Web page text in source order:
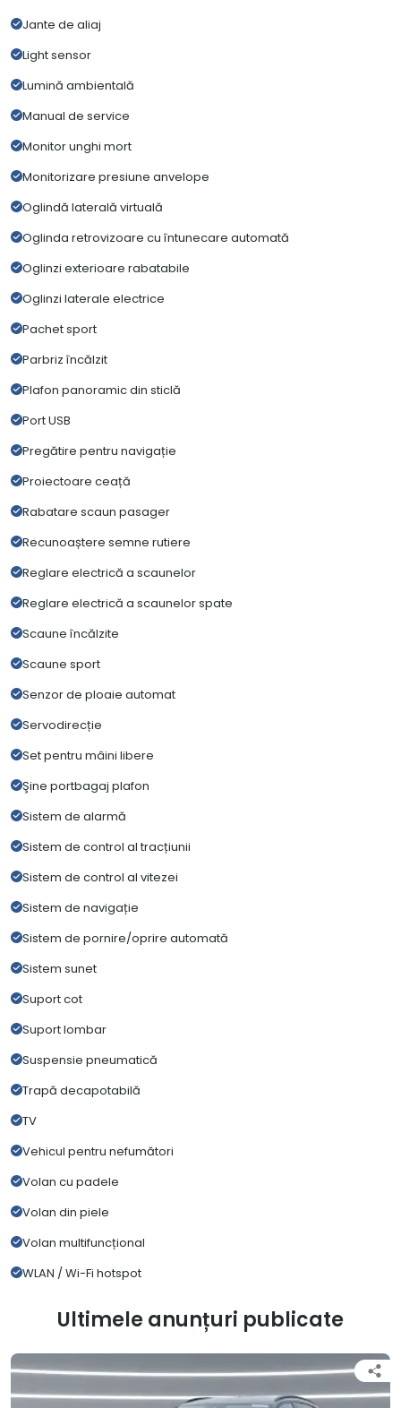
Jante de aliaj
Light sensor
Lumină ambientală
Manual de service
Monitor unghi mort
Monitorizare presiune anvelope
Oglindă laterală virtuală
Oglinda retrovizoare cu întunecare automată
Oglinzi exterioare rabatabile
Oglinzi laterale electrice
Pachet sport
Parbriz încălzit
Plafon panoramic din sticlă
Port USB
Pregătire pentru navigație
Proiectoare ceață
Rabatare scaun pasager
Recunoaștere semne rutiere
Reglare electrică a scaunelor
Reglare electrică a scaunelor spate
Scaune încălzite
Scaune sport
Senzor de ploaie automat
Servodirecție
Set pentru mâini libere
Şine portbagaj plafon
Sistem de alarmă
Sistem de control al tracțiunii
Sistem de control al vitezei
Sistem de navigație
Sistem de pornire/oprire automată
Sistem sunet
Suport cot
Suport lombar
Suspensie pneumatică
Trapă decapotabilă
TV
Vehicul pentru nefumători
Volan cu padele
Volan din piele
Volan multifuncțional
WLAN / Wi-Fi hotspot
Ultimele anunțuri publicate